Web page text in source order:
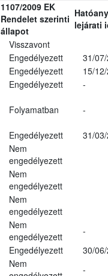
1107/2009 EK
Rendelet szerinti
állapot
lejárati
Visszavont
Engedélyezett
31/
Engedélyezett
15/
Engedélyezett
-
Folyamatban -
Engedélyezett
31/
Nem
engedélyezett
Nem
engedélyezett
Nem
engedélyezett
Nem
engedélyezett
-
Engedélyezett
30/
Nem
-